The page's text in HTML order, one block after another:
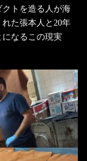
トを造る人が海
た張本人と20年
なるこの現実